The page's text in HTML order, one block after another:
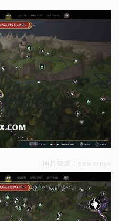
圖片來源：powerpyx